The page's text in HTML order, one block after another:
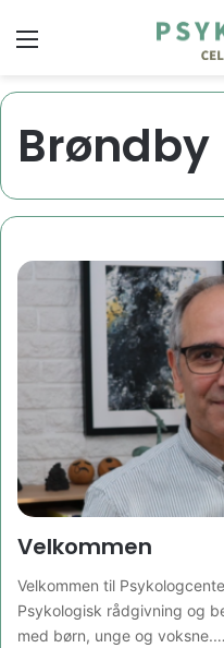
Brøndby
Velkommen
Velkommen til
Psykologisk rådgivning og
med børn, unge og voksne.…